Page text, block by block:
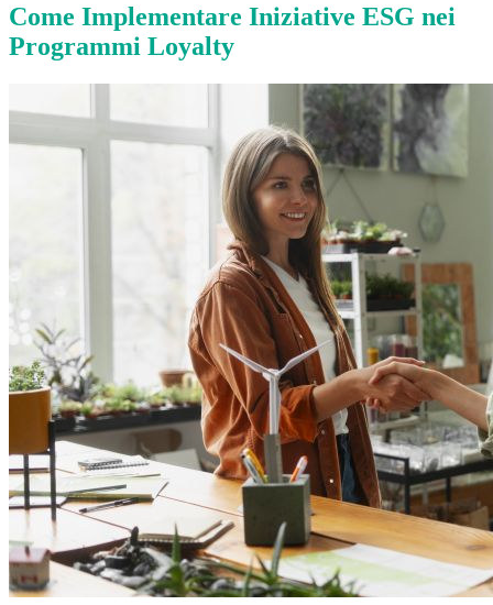
Come Implementare Iniziative ESG nei
Programmi Loyalty